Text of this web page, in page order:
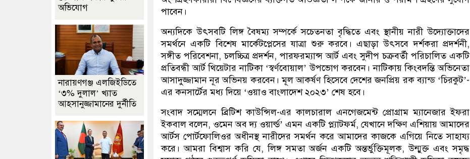
পাবেন।
অন্যদিকে উৎসবটি লিঙ্গ বৈষম্য সম্পর্কে সচেতনতা বৃদ্ধিতে এবং স্থানীয় নারী উদ্যোক্তাদের
সমর্থনে একটি বিশেষ মার্কেটপ্লেসের যাত্রা শুরু করবে। এছাড়া উৎসবে দর্শকরা প্রদর্শনী,
সঙ্গীত পরিবেশনা, চলচ্চিত্র প্রদর্শন, পারফরম্যান্স আর্ট এবং সুদীপ চক্রবর্তী পরিচালিত একটি
প্রতিবন্ধী আর্ট থিয়েটার নাটিকা ‘স্বর্ণবোয়াল’ উপভোগ করবেন। নাটিকায় কিংবদন্তি অভিনেতা
আসাদুজ্জামান নূর অভিনয় করবেন। মূল আকর্ষণ হিসেবে দেশের জনপ্রিয় রক ব্যান্ড ‘চিরকুট’-
এর কনসার্টের মধ্য দিয়ে ‘ওয়াও বাংলাদেশ ২০২৩’ শেষ হবে।
সংবাদ সম্মেলনে ব্রিটিশ কাউন্সিল-এর কালচারাল এনগেজমেন্ট প্রোগ্রাম ম্যানেজার ইফরা
ইকবাল বলেন, ওমেন অব দ্য ওয়ার্ল্ড’ এমন একটি প্ল্যাটফর্ম, যেখানে দক্ষিণ এশিয়ায় আমাদের
আর্টস পোর্টফোলিওর অধীনস্থ নারীদের সমর্থন করে আমাদের কাজকে এগিয়ে নিতে সাহায্য
করে। আমরা বিশ্বাস করি যে, লিঙ্গ সমতা অর্জন একটি অন্তর্ভুক্তিমূলক, উন্মুক্ত এবং সমৃদ্ধ
অভিযোগ
নারায়ণগঞ্জ এলজিইডিতে
‘৩% দুলাল’ খ্যাত
আহসানুজ্জামানের দুর্নীতি